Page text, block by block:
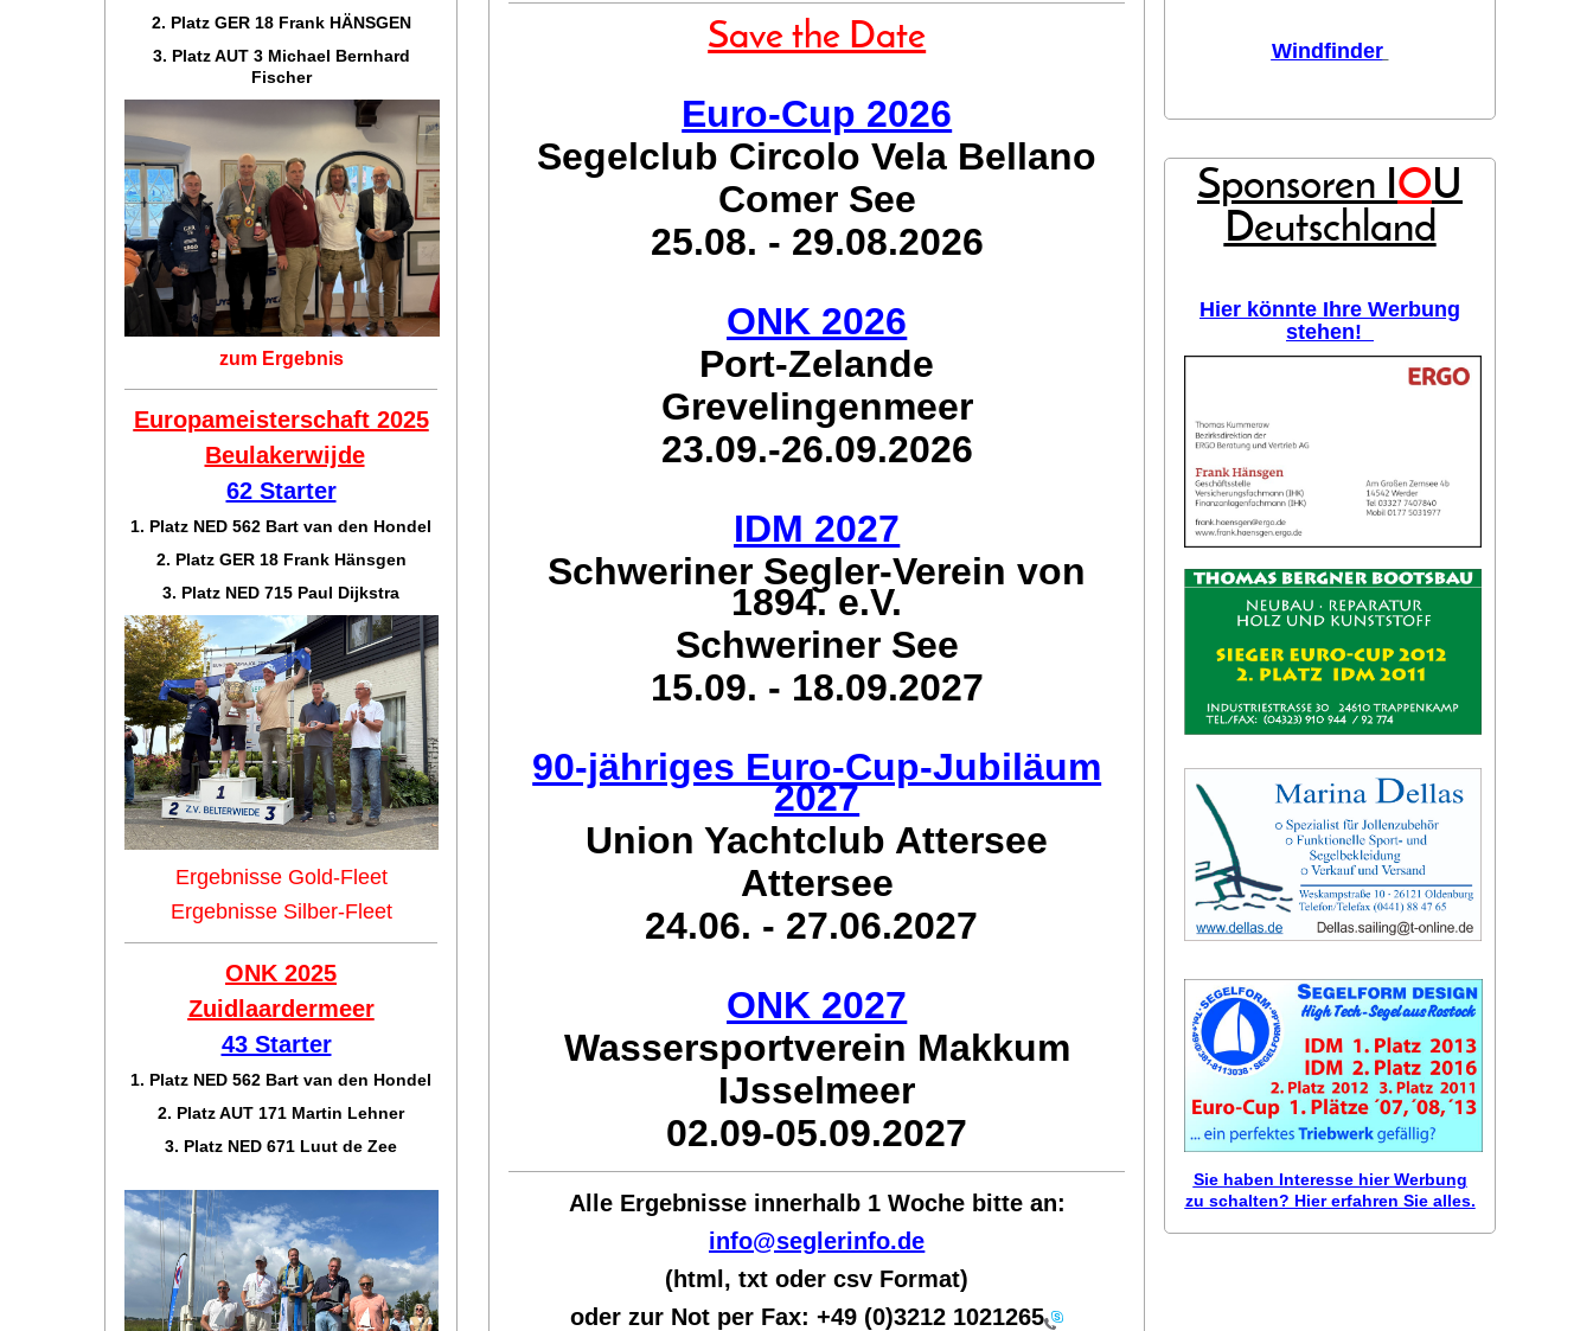
Save the Date
Euro-Cup 2026
Segelclub Circolo Vela Bellano
Comer See
25.08. - 29.08.2026
ONK 2026
Port-Zelande
Grevelingenmeer
23.09.-26.09.2026
IDM 2027
Schweriner Segler-Verein von
1894. e.V.
Schweriner See
15.09. - 18.09.2027
90-jähriges Euro-Cup-Jubiläum
2027
Union Yachtclub Attersee
Attersee
24.06. - 27.06.2027
ONK 2027
Wassersportverein Makkum
IJsselmeer
02.09-05.09.2027
Alle Ergebnisse innerhalb 1 Woche bitte an:
info@seglerinfo.de
(html, txt oder csv Format)
oder zur Not per Fax:+49 (0)3212 1021265
Windfinder
Sponsoren IOU
Deutschland
Hier könnte Ihre Werbung
stehen!
Sie haben Interesse hier Werbung
zu schalten? Hier erfahren Sie alles.
2. Platz GER 18 Frank HÄNSGEN
3. Platz AUT 3 Michael Bernhard
Fischer
zum Ergebnis
Europameisterschaft 2025
Beulakerwijde
62 Starter
1. Platz NED 562 Bart van den Hondel
2. Platz GER 18 Frank Hänsgen
3. Platz NED 715 Paul Dijkstra
Ergebnisse Gold-Fleet
Ergebnisse Silber-Fleet
ONK 2025
Zuidlaardermeer
43 Starter
1. Platz NED 562 Bart van den Hondel
2. Platz AUT 171 Martin Lehner
3. Platz NED 671 Luut de Zee